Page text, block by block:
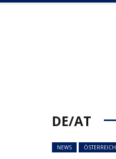
DE/AT
NEWS ÖSTERREICH